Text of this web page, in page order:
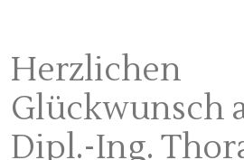
Herzlichen
Glückwunsch
Dipl.-Ing.